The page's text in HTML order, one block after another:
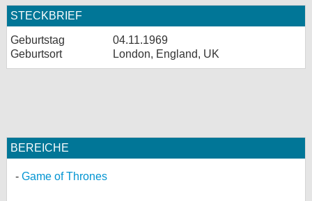
STECKBRIEF
Geburtstag
04.11.1969
Geburtsort
London, England, UK
BEREICHE
Game of Thrones